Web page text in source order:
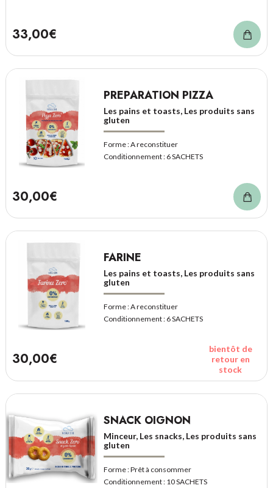
33,00€
PREPARATION PIZZA
Les pains et toasts, Les produits sans
gluten
Forme :A reconstituer
Conditionnement : 6 SACHETS
30,00€
FARINE
Les pains et toasts, Les produits sans
gluten
Forme :A reconstituer
Conditionnement : 6 SACHETS
30,00€
bientôt de
retour en
stock
SNACK OIGNON
Minceur, Les snacks, Les produits sans
gluten
Forme :Prêt à consommer
Conditionnement : 10 SACHETS